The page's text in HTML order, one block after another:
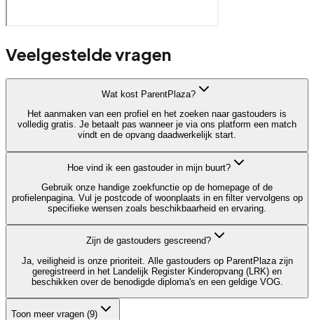
Veelgestelde vragen
Wat kost ParentPlaza?
Het aanmaken van een profiel en het zoeken naar gastouders is
volledig gratis. Je betaalt pas wanneer je via ons platform een match
vindt en de opvang daadwerkelijk start.
Hoe vind ik een gastouder in mijn buurt?
Gebruik onze handige zoekfunctie op de homepage of de
profielenpagina. Vul je postcode of woonplaats in en filter vervolgens op
specifieke wensen zoals beschikbaarheid en ervaring.
Zijn de gastouders gescreend?
Ja, veiligheid is onze prioriteit. Alle gastouders op ParentPlaza zijn
geregistreerd in het Landelijk Register Kinderopvang (LRK) en
beschikken over de benodigde diploma's en een geldige VOG.
Toon meer vragen (9)